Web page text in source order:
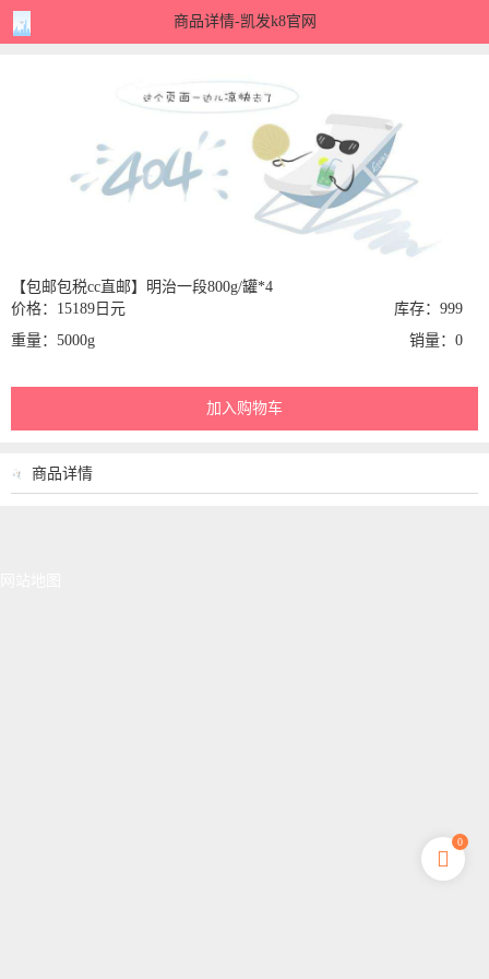
商品详情-凯发k8官网
【包邮包税cc直邮】明治一段800g/罐*4
价格：15189日元
库存：999
重量：5000g
销量：0
加入购物车
商品详情
0